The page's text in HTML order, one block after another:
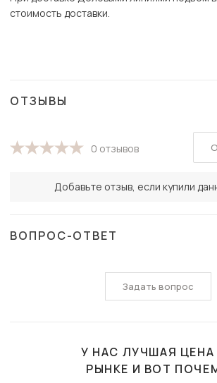
стоимость доставки.
ОТЗЫВЫ
0 отзывов
Добавьте отзыв, если купили
ВОПРОС-ОТВЕТ
Задать вопрос
У НАС ЛУЧШАЯ ЦЕНА
РЫНКЕ И ВОТ